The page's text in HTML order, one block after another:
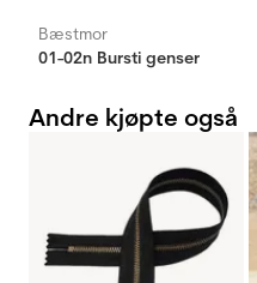
Bæstmor
01-02n Bursti genser
Andre kjøpte også